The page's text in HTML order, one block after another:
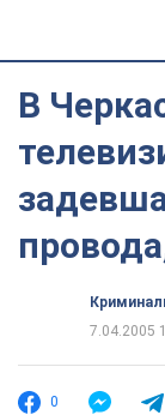
В
7.04.2005
0